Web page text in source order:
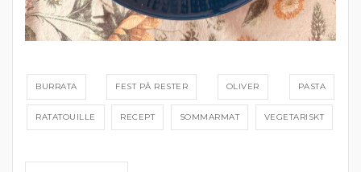
BURRATA FEST PÅ RESTER OLIVER PASTA
RATATOUILLE RECEPT SOMMARMAT VEGETARISKT